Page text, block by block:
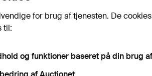
for brug af tjenesten. De
til:
og funktioner baseret på din brug